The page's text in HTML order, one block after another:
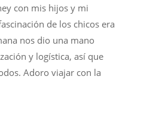
con mis hijos y mi
de los chicos era
nos dio una mano
y logística, así que
Adoro viajar con la